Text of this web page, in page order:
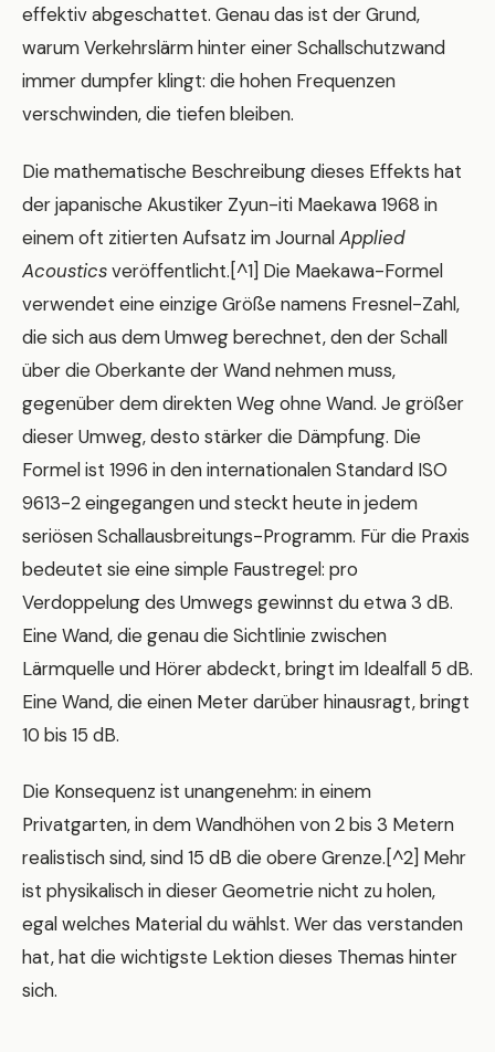
effektiv abgeschattet. Genau das ist der Grund,
warum Verkehrslärm hinter einer Schallschutzwand
immer dumpfer klingt: die hohen Frequenzen
verschwinden, die tiefen bleiben.
Die mathematische Beschreibung dieses Effekts hat
der japanische Akustiker Zyun-iti Maekawa 1968 in
einem oft zitierten Aufsatz im JournalApplied
Acousticsveröffentlicht.[^1] Die Maekawa-Formel
verwendet eine einzige Größe namens Fresnel-Zahl,
die sich aus dem Umweg berechnet, den der Schall
über die Oberkante der Wand nehmen muss,
gegenüber dem direkten Weg ohne Wand. Je größer
dieser Umweg, desto stärker die Dämpfung. Die
Formel ist 1996 in den internationalen Standard ISO
9613-2 eingegangen und steckt heute in jedem
seriösen Schallausbreitungs-Programm. Für die Praxis
bedeutet sie eine simple Faustregel: pro
Verdoppelung des Umwegs gewinnst du etwa 3 dB.
Eine Wand, die genau die Sichtlinie zwischen
Lärmquelle und Hörer abdeckt, bringt im Idealfall 5 dB.
Eine Wand, die einen Meter darüber hinausragt, bringt
10 bis 15 dB.
Die Konsequenz ist unangenehm: in einem
Privatgarten, in dem Wandhöhen von 2 bis 3 Metern
realistisch sind, sind 15 dB die obere Grenze.[^2] Mehr
ist physikalisch in dieser Geometrie nicht zu holen,
egal welches Material du wählst. Wer das verstanden
hat, hat die wichtigste Lektion dieses Themas hinter
sich.